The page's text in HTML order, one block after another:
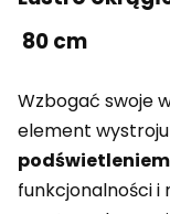
80 cm
Wzbogać swoje
element
podświetleniem
funkcjonalności i